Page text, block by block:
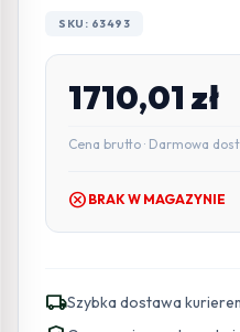
SKU: 63493
1710,01 zł
Cena brutto · Darmowa
cancel BRAK W MAGAZYNIE
local_shippingSzybka dostawa